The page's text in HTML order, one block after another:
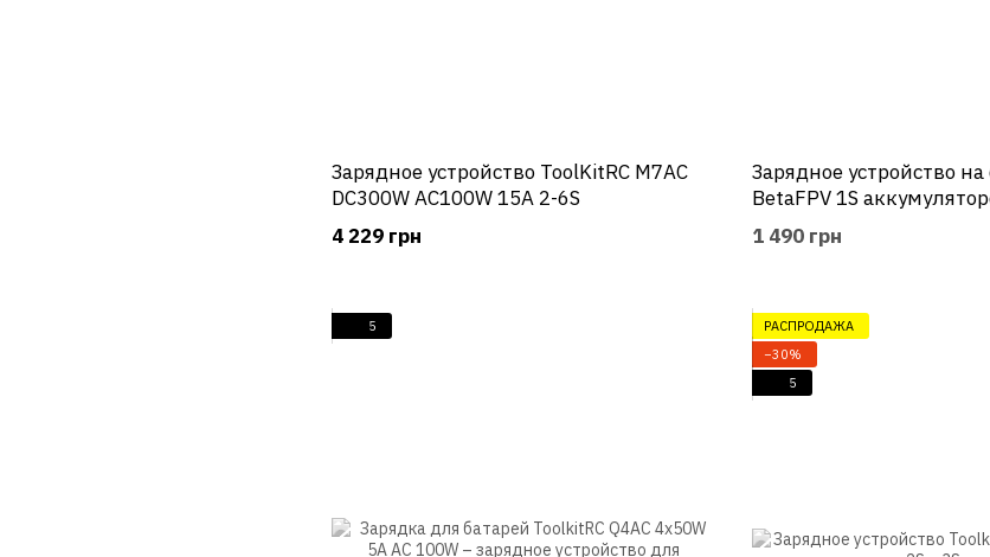
Зарядное устройство ToolKitRC M7AC
DC300W AC100W 15A 2-6S
4 229 грн
Зарядное устройство
BetaFPV 1S
1 490 грн
5
РАСПРОДАЖА
−30%
5